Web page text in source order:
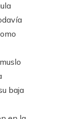
baja